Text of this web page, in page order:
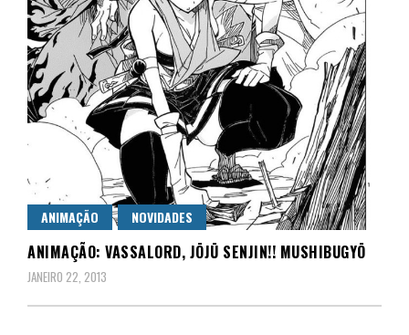
ANIMAÇÃO NOVIDADES
ANIMAÇÃO: VASSALORD, JŌJŪ SENJIN!! MUSHIBUGYŌ
JANEIRO 22, 2013